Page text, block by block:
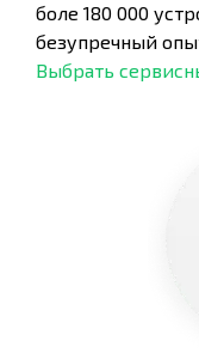
боле 180 000
безупречный
Выбрать